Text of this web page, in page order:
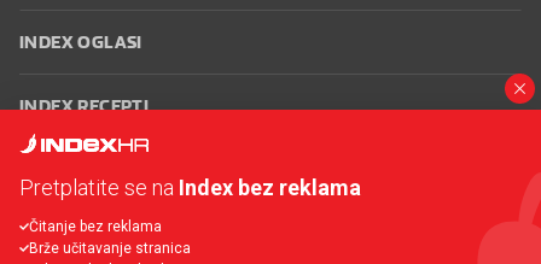
INDEX OGLASI
INDEX RECEPTI
Oglašavanje Zaposli se na Indexu
korištenja
Postavke kolačića
Pretplatite se na Index bez reklama
Čitanje bez reklama
Brže učitavanje stranica